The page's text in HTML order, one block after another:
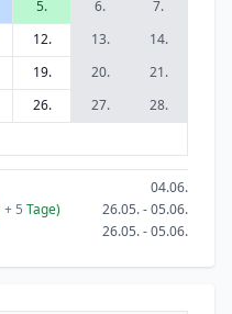
5. 6.
7.
12. 13.
14.
19. 20.
21.
26. 27.
28.
04.06.
+ 5 Tage)
26.05. - 05.06.
26.05. - 05.06.